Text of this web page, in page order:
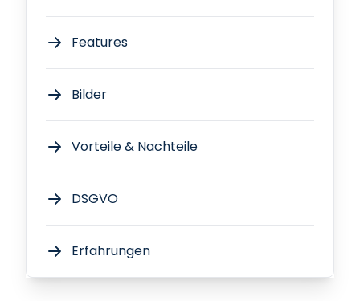
Features
Bilder
Vorteile & Nachteile
DSGVO
Erfahrungen